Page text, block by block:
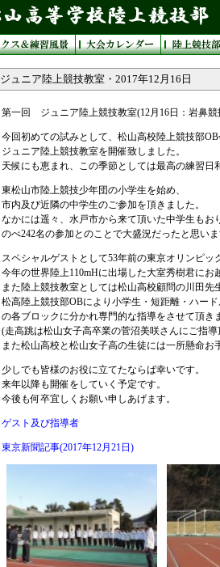
ジュニア陸上競技教室・2017年12月16日
第一回 ジュニア陸上競技教室(12月16日：岩鼻競
今回初めての試みとして、松山高校陸上競技部
ジュニア陸上競技教室を開催致しました。
天候にも恵まれ、この季節としては最高の練習日
東松山市陸上競技少年団の小学生を始め、
市内及び近隣の中学生のご参加を頂きました。
なかには遥々、水戸市から来て頂いた中学生もお
のべ242名の参加とのことで大盛況だったと思い
スペシャルゲストとして53年前の東京オリンピ
今年の世界陸上110mHに出場した大室秀樹君にお
また陸上競技教室としては松山高校顧問の川田先
松高陸上競技部OBにより小学生・短距離・ハー
の各ブロックに分かれ専門的な指導をさせて頂き
(走高跳は松山女子高卒業の菅沼美咲さんにご指
また松山高校と松山女子高の生徒には一所懸命お
少しでも皆様のお役に立てたならば幸いです。
来年以降も開催をしていく予定です。
今後も何卒宜しくお願い申しあげます。
ゲスト及び指導者
東京新聞記事(2017年12月21日)